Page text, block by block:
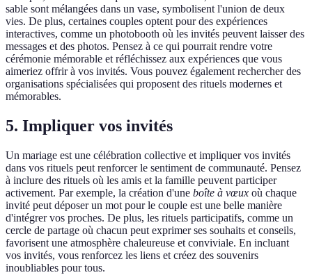
sable sont mélangées dans un vase, symbolisent l'union de deux
vies. De plus, certaines couples optent pour des expériences
interactives, comme un photobooth où les invités peuvent laisser des
messages et des photos. Pensez à ce qui pourrait rendre votre
cérémonie mémorable et réfléchissez aux expériences que vous
aimeriez offrir à vos invités. Vous pouvez également rechercher des
organisations spécialisées qui proposent des rituels modernes et
mémorables.
5. Impliquer vos invités
Un mariage est une célébration collective et impliquer vos invités
dans vos rituels peut renforcer le sentiment de communauté. Pensez
à inclure des rituels où les amis et la famille peuvent participer
activement. Par exemple, la création d'une boîte à vœux où chaque
invité peut déposer un mot pour le couple est une belle manière
d'intégrer vos proches. De plus, les rituels participatifs, comme un
cercle de partage où chacun peut exprimer ses souhaits et conseils,
favorisent une atmosphère chaleureuse et conviviale. En incluant
vos invités, vous renforcez les liens et créez des souvenirs
inoubliables pour tous.